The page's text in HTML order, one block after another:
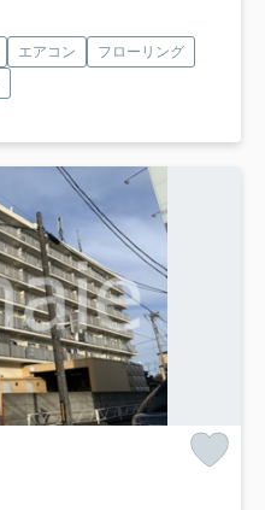
エアコン
フローリング